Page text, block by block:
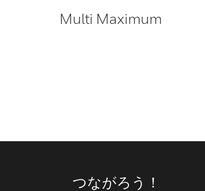
Multi Maximum
つながろう！